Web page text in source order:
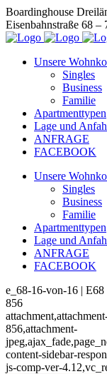
Boardinghouse
Eisenbahnstraße 68 –
Unsere
Singles
Business
Familie
Apartmenttypen
Lage und
ANFRAGE
FACEBOOK
Unsere
Singles
Business
Familie
Apartmenttypen
Lage und
ANFRAGE
FACEBOOK
e_68-16-von-16 |
856
856,attachment-
content-sidebar-
js-comp-ver-